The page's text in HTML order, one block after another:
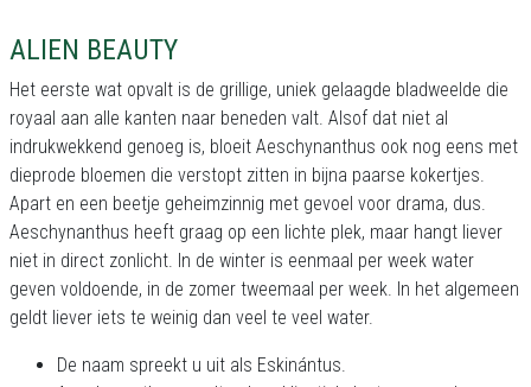
ALIEN BEAUTY
Het eerste wat opvalt is de grillige, uniek gelaagde bladweelde die
royaal aan alle kanten naar beneden valt. Alsof dat niet al
indrukwekkend genoeg is, bloeit Aeschynanthus ook nog eens met
dieprode bloemen die verstopt zitten in bijna paarse kokertjes.
Apart en een beetje geheimzinnig met gevoel voor drama, dus.
Aeschynanthus heeft graag op een lichte plek, maar hangt liever
niet in direct zonlicht. In de winter is eenmaal per week water
geven voldoende, in de zomer tweemaal per week. In het algemeen
geldt liever iets te weinig dan veel te veel water.
De naam spreekt u uit als Eskinántus.